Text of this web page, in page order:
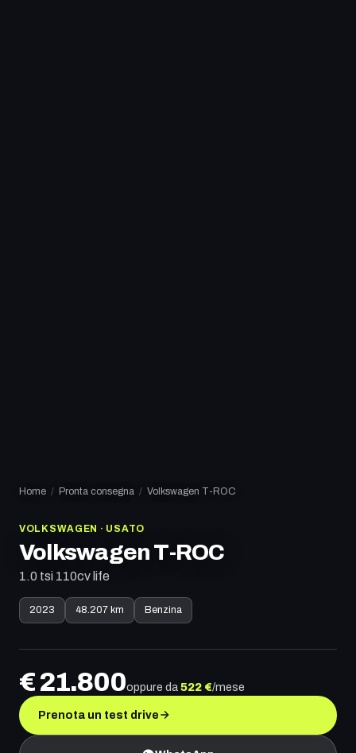
Home / Pronta consegna / Volkswagen T-ROC
VOLKSWAGEN · USATO
VolkswagenT-ROC
1.0 tsi 110cv life
2023 48.207 km Benzina
€21.800oppure da522€/mese
Prenota un test drive